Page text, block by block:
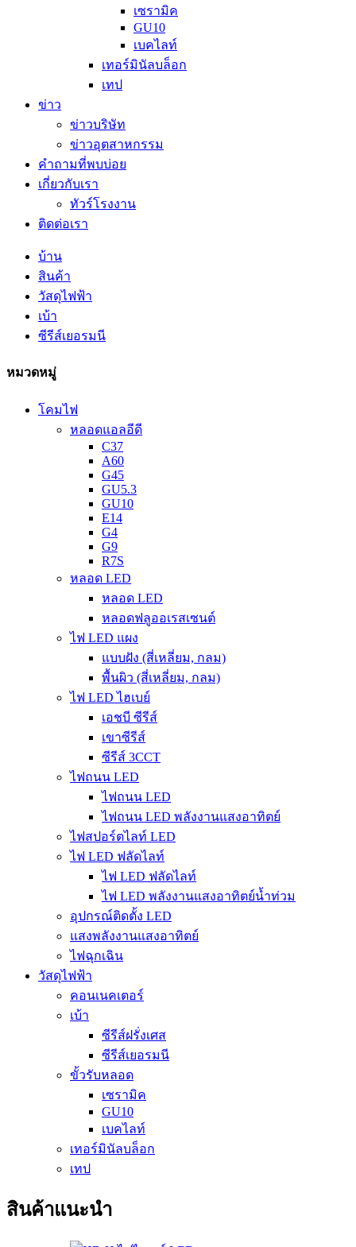
เซรามิค
GU10
เบคไลท์
เทอร์มินัลบล็อก
เทป
ข่าว
ข่าวบริษัท
ข่าวอุตสาหกรรม
คำถามที่พบบ่อย
เกี่ยวกับเรา
ทัวร์โรงงาน
ติดต่อเรา
บ้าน
สินค้า
วัสดุไฟฟ้า
เบ้า
ซีรีส์เยอรมนี
หมวดหมู่
โคมไฟ
หลอดแอลอีดี
C37
A60
G45
GU5.3
GU10
E14
G4
G9
R7S
หลอด LED
หลอด LED
หลอดฟลูออเรสเซนต์
ไฟ LED แผง
แบบฝัง (สี่เหลี่ยม, กลม)
พื้นผิว (สี่เหลี่ยม, กลม)
ไฟ LED ไฮเบย์
เอชบี ซีรีส์
เขาซีรีส์
ซีรีส์ 3CCT
ไฟถนน LED
ไฟถนน LED
ไฟถนน LED พลังงานแสงอาทิตย์
ไฟสปอร์ตไลท์ LED
ไฟ LED ฟลัดไลท์
ไฟ LED ฟลัดไลท์
ไฟ LED พลังงานแสงอาทิตย์น้ำท่วม
อุปกรณ์ติดตั้ง LED
แสงพลังงานแสงอาทิตย์
ไฟฉุกเฉิน
วัสดุไฟฟ้า
คอนเนคเตอร์
เบ้า
ซีรีส์ฝรั่งเศส
ซีรีส์เยอรมนี
ขั้วรับหลอด
เซรามิค
GU10
เบคไลท์
เทอร์มินัลบล็อก
เทป
สินค้าแนะนำ